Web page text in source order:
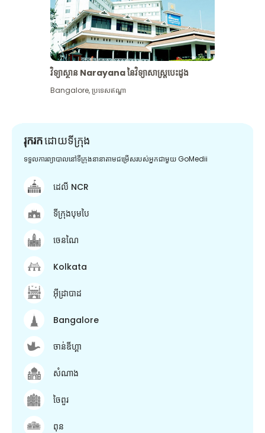
វិទ្យាស្ថាន Narayana នៃវិទ្យាសាស្រ្តបេះដូង
Bangalore,ប្រទេសឥណ្ឌា
រុករកដោយទីក្រុង
ទទួលការព្យាបាលនៅទីក្រុងនានាតាមជម្រើសរបស់អ្នកជាមួយ GoMedii
ដេលី NCR
ទីក្រុងបុមបៃ
ចេនណៃ
Kolkata
អ៊ីដ្រាបាដ
Bangalore
ចាន់ឌីហ្គា
សំណាង
ចៃពួរ
ពុន